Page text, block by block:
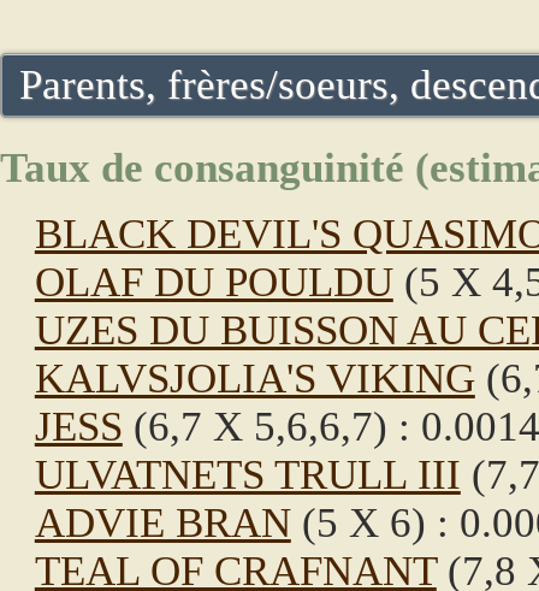
Parents, frères/soeurs,
Taux de consanguinité
BLACK DEVIL'S
OLAF DU POULDU(5 X
UZES DU BUISSON AU
KALVSJOLIA'S VIKING
JESS (6,7 X 5,6,6,7) :
ULVATNETS TRULL III
ADVIE BRAN(5 X 6) :
TEAL OF CRAFNANT(7,8